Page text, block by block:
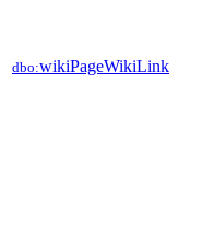
dbo:wikiPageWikiLink